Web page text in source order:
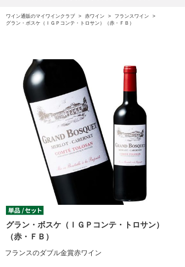
ワイン通販のマイワインクラブ > 赤ワイン > フランスワイン
>
グラン・ボスケ（ＩＧＰコンテ・トロサン）（赤・ＦＢ）
グラン・ボスケ（ＩＧＰコンテ・トロサン）
（赤・ＦＢ）
フランスのダブル金賞赤ワイン